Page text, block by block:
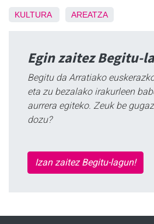
KULTURA AREATZA
Egin zaitez Begitu-
Begitu da Arratiako
eta zu bezalako irakurleen
aurrera egiteko. Zeuk be
dozu?
Izan zaitez Begitu-lagun!